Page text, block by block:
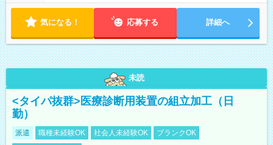
気になる！ 応募する 詳細へ
未読
<タイパ抜群>医療診断用装置の組立加工（日
勤）
派遣 職種未経験OK 社会人未経験OK
ブランクOK